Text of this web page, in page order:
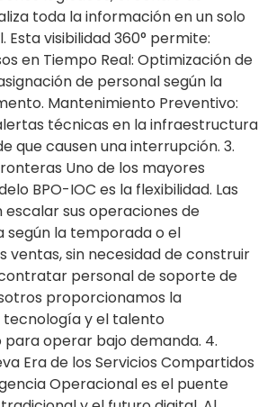
toda la información en un solo
visibilidad 360° permite:
en Tiempo Real: Optimización de
de personal según la
Mantenimiento Preventivo:
técnicas en la infraestructura
que causen una interrupción. 3.
Uno de los mayores
BPO-IOC es la flexibilidad. Las
sus operaciones de
según la temporada o el
ventas, sin necesidad de construir
personal de soporte de
proporcionamos la
y el talento
para operar bajo demanda. 4.
Era de los Servicios Compartidos
Operacional es el puente